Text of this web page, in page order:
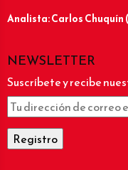
Analista: Carlos
NEWSLETTER
Suscríbete y recibe